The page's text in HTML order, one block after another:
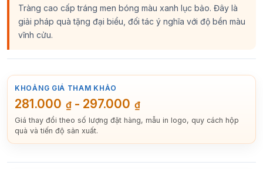
Tràng cao cấp tráng men bóng màu xanh lục bảo. Đây là
giải pháp quà tặng đại biểu, đối tác ý nghĩa với độ bền màu
vĩnh cửu.
KHOẢNG GIÁ THAM KHẢO
281.000 ₫ - 297.000 ₫
Giá thay đổi theo số lượng đặt hàng, mẫu in logo, quy cách hộp
quà và tiến độ sản xuất.